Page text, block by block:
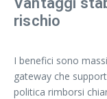
rischio
I benefici sono
gateway che
politica rimborsi